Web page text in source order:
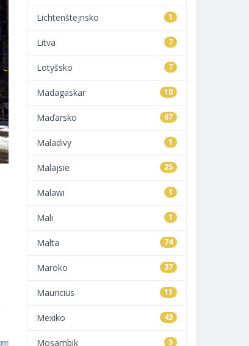
1
Lichtenštejnsko
7
Litva
7
Lotyšsko
10
Madagaskar
67
Maďarsko
1
Maladivy
25
Malajsie
1
Malawi
1
Mali
74
Malta
37
Maroko
11
Mauricius
43
Mexiko
5
Mosambik